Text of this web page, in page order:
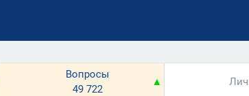
Вопросы
49 722
▲